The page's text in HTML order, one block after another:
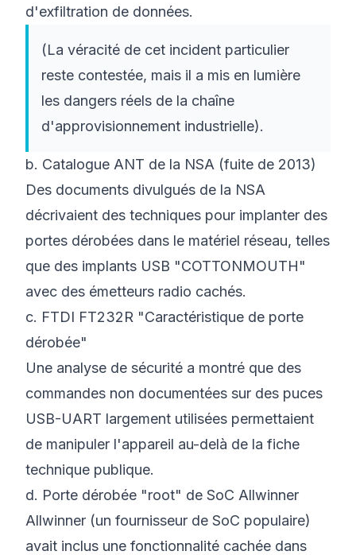
d'exfiltration de données.
(La véracité de cet incident particulier
reste contestée, mais il a mis en lumière
les dangers réels de la chaîne
d'approvisionnement industrielle).
b. Catalogue ANT de la NSA (fuite de 2013)
Des documents divulgués de la NSA
décrivaient des techniques pour implanter des
portes dérobées dans le matériel réseau, telles
que des implants USB "COTTONMOUTH"
avec des émetteurs radio cachés.
c. FTDI FT232R "Caractéristique de porte
dérobée"
Une analyse de sécurité a montré que des
commandes non documentées sur des puces
USB-UART largement utilisées permettaient
de manipuler l'appareil au-delà de la fiche
technique publique.
d. Porte dérobée "root" de SoC Allwinner
Allwinner (un fournisseur de SoC populaire)
avait inclus une fonctionnalité cachée dans